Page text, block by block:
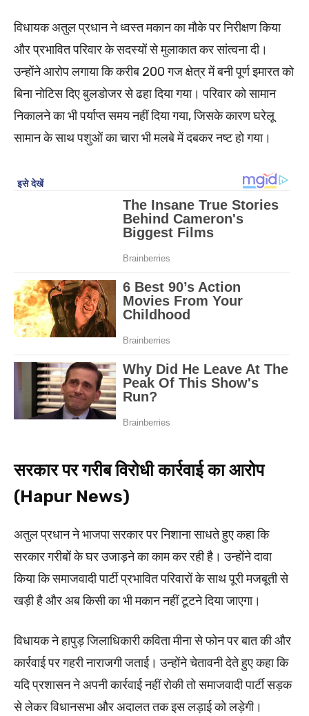
विधायक अतुल प्रधान ने ध्वस्त मकान का मौके पर निरीक्षण किया
और प्रभावित परिवार के सदस्यों से मुलाकात कर सांत्वना दी।
उन्होंने आरोप लगाया कि करीब 200 गज क्षेत्र में बनी पूर्ण इमारत को
बिना नोटिस दिए बुलडोजर से ढहा दिया गया। परिवार को सामान
निकालने का भी पर्याप्त समय नहीं दिया गया, जिसके कारण घरेलू
सामान के साथ पशुओं का चारा भी मलबे में दबकर नष्ट हो गया।
सरकार पर गरीब विरोधी कार्रवाई का आरोप
(Hapur News)
अतुल प्रधान ने भाजपा सरकार पर निशाना साधते हुए कहा कि
सरकार गरीबों के घर उजाड़ने का काम कर रही है। उन्होंने दावा
किया कि समाजवादी पार्टी प्रभावित परिवारों के साथ पूरी मजबूती से
खड़ी है और अब किसी का भी मकान नहीं टूटने दिया जाएगा।
विधायक ने हापुड़ जिलाधिकारी कविता मीना से फोन पर बात की और
कार्रवाई पर गहरी नाराजगी जताई। उन्होंने चेतावनी देते हुए कहा कि
यदि प्रशासन ने अपनी कार्रवाई नहीं रोकी तो समाजवादी पार्टी सड़क
से लेकर विधानसभा और अदालत तक इस लड़ाई को लड़ेगी।